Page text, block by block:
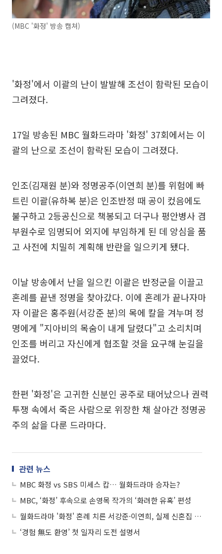
(MBC '화정' 방송 캡쳐)
'화정'에서 이괄의 난이 발발해 조선이 함락된 모습이
그려졌다.
17일 방송된 MBC 월화드라마 '화정' 37회에서는 이
괄의 난으로 조선이 함락된 모습이 그려졌다.
인조(김재원 분)와 정명공주(이연희 분)를 위험에 빠
트린 이괄(유하복 분)은 인조반정 때 공이 컸음에도
불구하고 2등공신으로 책봉되고 더구나 평안병사 겸
부원수로 임명되어 외지에 부임하게 된 데 앙심을 품
고 사전에 치밀히 계획해 반란을 일으키게 됐다.
이날 방송에서 난을 일으킨 이괄은 반정군을 이끌고
혼례를 끝낸 정명을 찾아갔다. 이에 혼례가 끝나자마
자 이괄은 홍주원(서강준 분)의 목에 칼을 겨누며 정
명에게 "지아비의 목숨이 내게 달렸다"고 소리치며
인조를 버리고 자신에게 협조할 것을 요구해 눈길을
끌었다.
한편 '화정'은 고귀한 신분인 공주로 태어났으나 권력
투쟁 속에서 죽은 사람으로 위장한 채 살아간 정명공
주의 삶을 다룬 드라마다.
관련 뉴스
MBC 화정 vs SBS 미세스 캅… 월화드라마 승자는?
MBC, ‘화정’ 후속으로 손영목 작가의 ‘화려한 유혹’ 편성
월화드라마 '화정' 혼례 치른 서강준·이연희, 실제 신혼집 위치와 후손 누구?
‘경험 無도 환영’ 첫 일자리 도전 설명서